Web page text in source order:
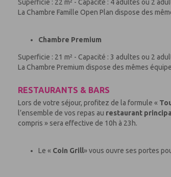
Superficie : 22 m² - Capacité : 4 adultes ou 2
La Chambre Famille Open Plan dispose des
Chambre Premium
Superficie : 21 m² - Capacité : 3 adultes ou 2
La Chambre Premium dispose des mêmes
RESTAURANTS & BARS
Lors de votre séjour, profitez de la formule «
l’ensemble de vos repas au restaurant
compris » sera effective de 10h à 23h.
Le « Coin Grill» vous ouvre ses portes